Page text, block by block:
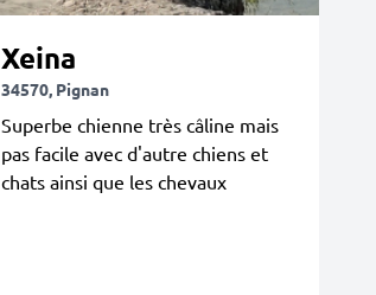
Xeina
34570, Pignan
Superbe chienne très câline mais
pas facile avec d'autre chiens et
chats ainsi que les chevaux